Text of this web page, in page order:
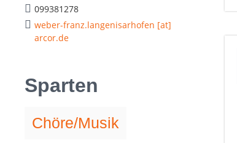
099381278
weber-franz.langenisarhofen [at]
arcor.de
Sparten
Chöre/Musik